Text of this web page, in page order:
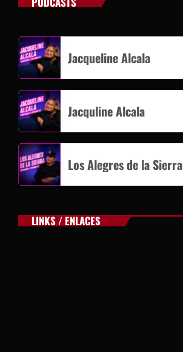
Jacqueline Alcala
Jacquline Alcala
Los Alegres de la Sierra
LINKS / ENLACES